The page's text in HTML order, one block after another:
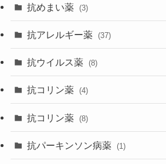
抗めまい薬 (3)
抗アレルギー薬 (37)
抗ウイルス薬 (8)
抗コリン薬 (4)
抗コリン薬 (8)
抗パーキンソン病薬 (1)